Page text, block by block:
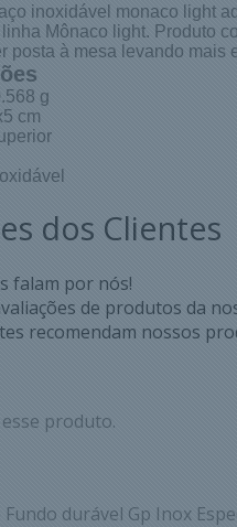
inoxidável monaco light
Mônaco light. Produto
posta à mesa levando
g
cm
dos Clientes
falam por nós!
de produtos da
recomendam nossos
produto.
durável Gp Inox